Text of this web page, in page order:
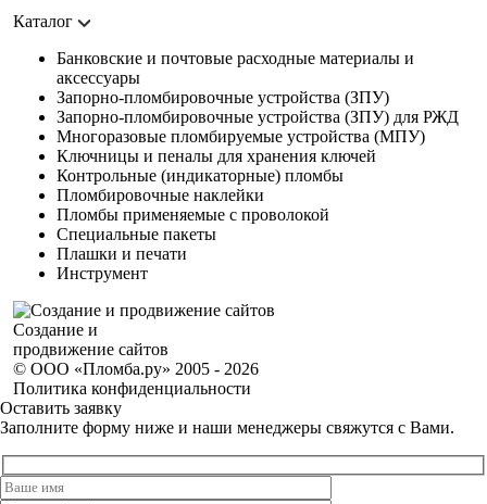
Каталог
Банковские и почтовые расходные материалы и
аксессуары
Запорно-пломбировочные устройства (ЗПУ)
Запорно-пломбировочные устройства (ЗПУ) для РЖД
Многоразовые пломбируемые устройства (МПУ)
Ключницы и пеналы для хранения ключей
Контрольные (индикаторные) пломбы
Пломбировочные наклейки
Пломбы применяемые с проволокой
Специальные пакеты
Плашки и печати
Инструмент
Создание и
продвижение сайтов
© ООО «Пломба.ру» 2005 - 2026
Политика конфиденциальности
Оставить заявку
Заполните форму ниже и наши менеджеры свяжутся с Вами.